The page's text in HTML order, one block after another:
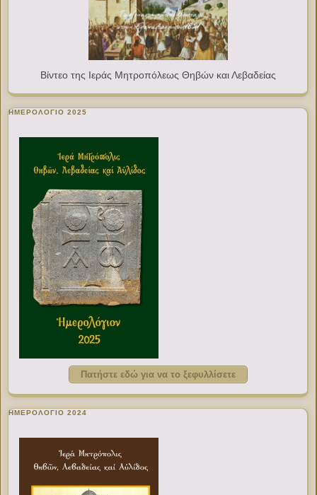
Βίντεο της Ιεράς Μητροπόλεως Θηβών και Λεβαδείας
ΗΜΕΡΟΛΟΓΙΟ 2025
Πατήστε εδώ για να το ξεφυλλίσετε
ΗΜΕΡΟΛΟΓΙΟ 2024